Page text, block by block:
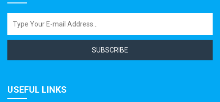
SUBSCRIBE
USEFUL LINKS